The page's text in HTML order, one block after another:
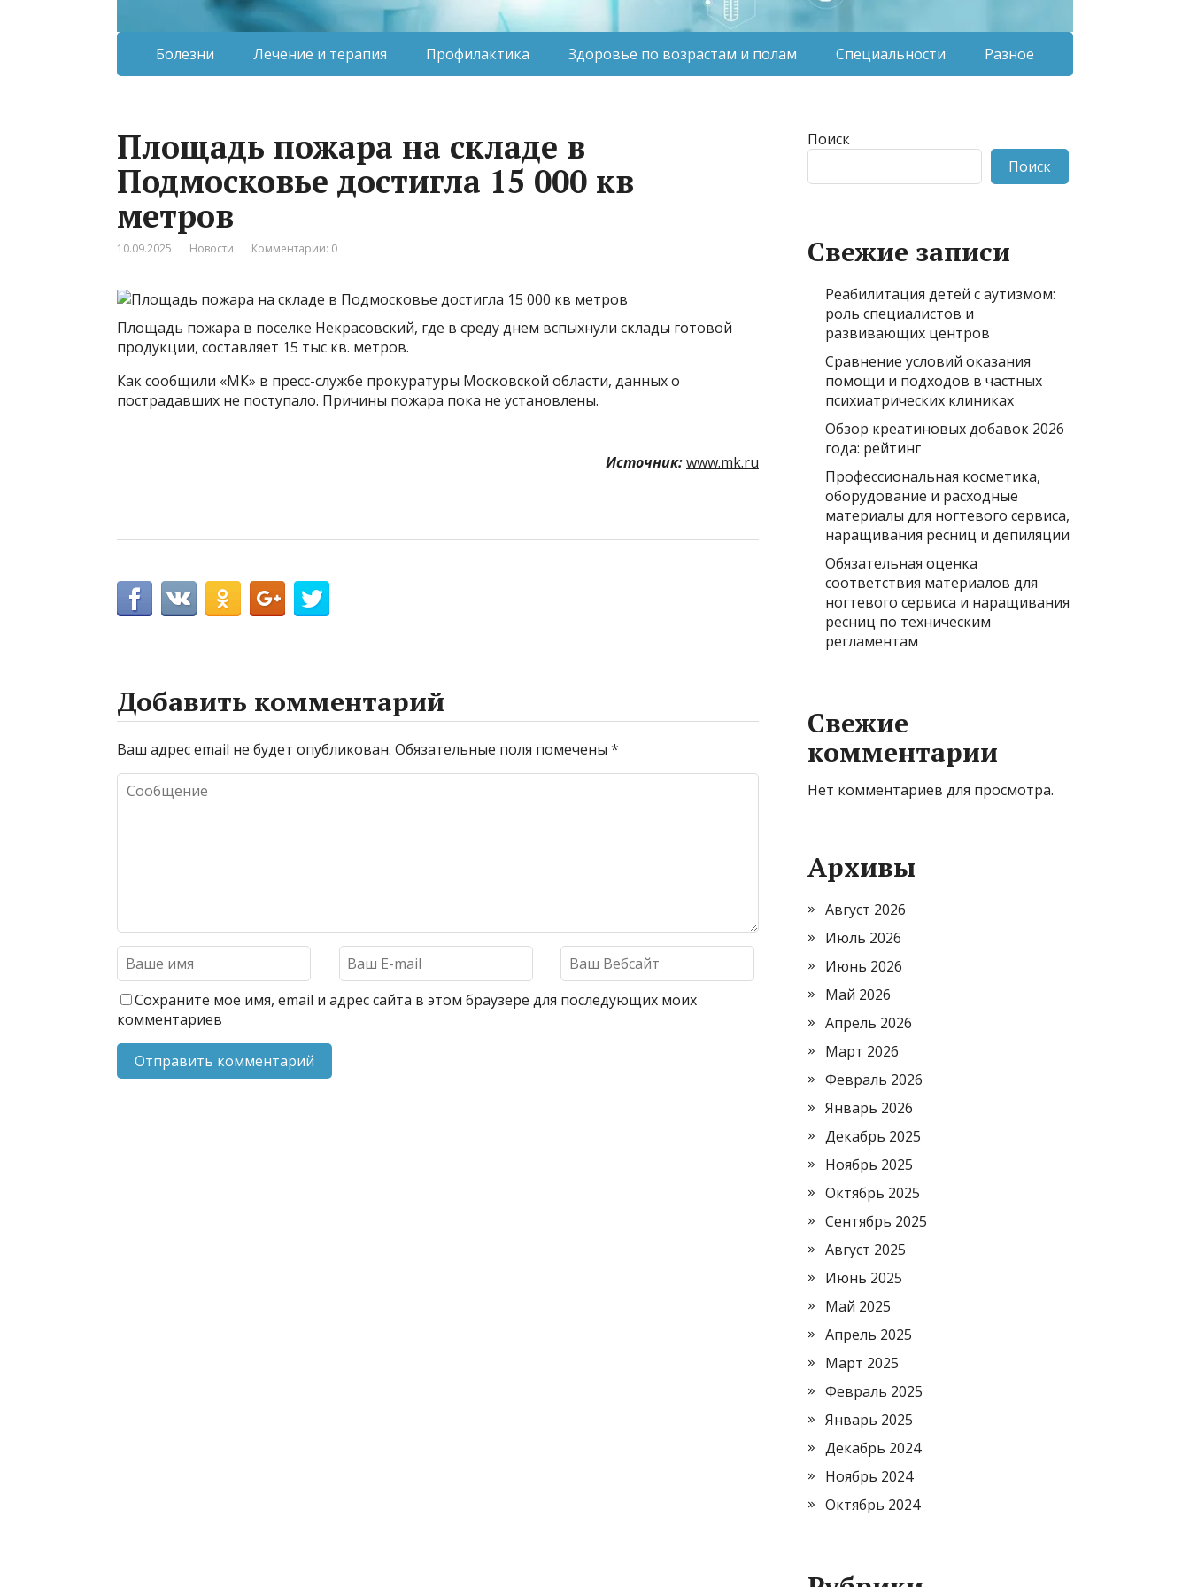
Болезни Лечение и терапия Профилактика Здоровье по возрастам и полам Специальности Разное
Площадь пожара на складе в
Подмосковье достигла 15 000 кв
метров
10.09.2025 Новости Комментарии: 0
Площадь пожара в поселке Некрасовский, где в среду днем вспыхнули склады готовой
продукции, составляет 15 тыс кв. метров.
Как сообщили «МК» в пресс-службе прокуратуры Московской области, данных о
пострадавших не поступало. Причины пожара пока не установлены.
Источник:www.mk.ru
Добавить комментарий
Ваш адрес email не будет опубликован. Обязательные поля помечены *
Сохраните моё имя, email и адрес сайта в этом браузере для последующих моих
комментариев
Поиск
Поиск
Свежие записи
Реабилитация детей с аутизмом:
роль специалистов и
развивающих центров
Сравнение условий оказания
помощи и подходов в частных
психиатрических клиниках
Обзор креатиновых добавок 2026
года: рейтинг
Профессиональная косметика,
оборудование и расходные
материалы для ногтевого сервиса,
наращивания ресниц и депиляции
Обязательная оценка
соответствия материалов для
ногтевого сервиса и наращивания
ресниц по техническим
регламентам
Свежие
комментарии
Нет комментариев для просмотра.
Архивы
Август 2026
Июль 2026
Июнь 2026
Май 2026
Апрель 2026
Март 2026
Февраль 2026
Январь 2026
Декабрь 2025
Ноябрь 2025
Октябрь 2025
Сентябрь 2025
Август 2025
Июнь 2025
Май 2025
Апрель 2025
Март 2025
Февраль 2025
Январь 2025
Декабрь 2024
Ноябрь 2024
Октябрь 2024